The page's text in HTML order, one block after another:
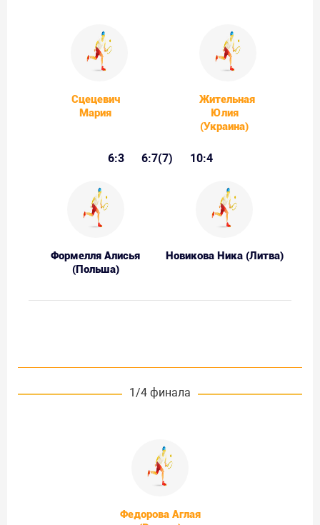
Сцецевич
Мария
Жительная
Юлия
(Украина)
6:3 6:7(7) 10:4
Формелля Алисья
(Польша)
Новикова Ника (Литва)
1/4 финала
Федорова Аглая